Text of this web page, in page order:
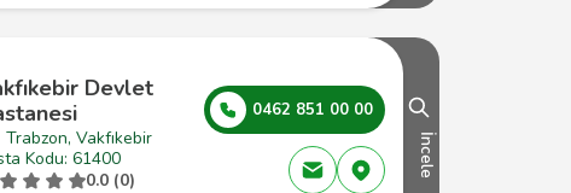
Devlet
Trabzon, Vakfıkebir
Kodu: 61400
0.0 (0)
0462 851 00 00
İncele